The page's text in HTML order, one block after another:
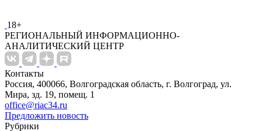
18+
РЕГИОНАЛЬНЫЙ ИНФОРМАЦИОННО-
АНАЛИТИЧЕСКИЙ ЦЕНТР
Контакты
Россия, 400066, Волгоградская область, г. Волгоград, ул.
Мира, зд. 19, помещ. 1
office@riac34.ru
Предложить новость
Рубрики